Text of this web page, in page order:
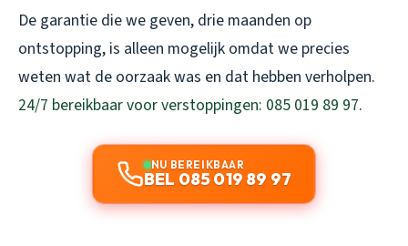
De garantie die we geven, drie maanden op
ontstopping, is alleen mogelijk omdat we precies
weten wat de oorzaak was en dat hebben verholpen.
24/7 bereikbaar voor verstoppingen: 085 019 89 97.
NU BEREIKBAAR
BEL 085 019 89 97